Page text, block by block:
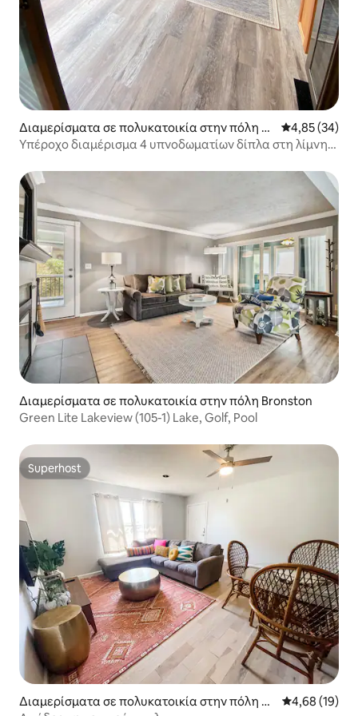
Διαμερίσματα σε πολυκατοικία στην πόλη Br
onston
Μέση
4,85 (34)
Υπέροχο διαμέρισμα 4 υπνοδωματίων δίπλα στη λίμνη,
Διαμερίσματα σε πολυκατοικία στην πόλη Bronston
Green Lite Lakeview (105-1) Lake, Golf, Pool
Superhost
Superhost
Διαμερίσματα σε πολυκατοικία στην πόλη So
Μέση
4,68 (19)